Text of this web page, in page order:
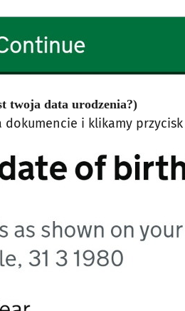
twoja data urodzenia?)
i klikamy